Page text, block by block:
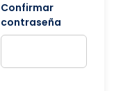
Confirmar
contraseña